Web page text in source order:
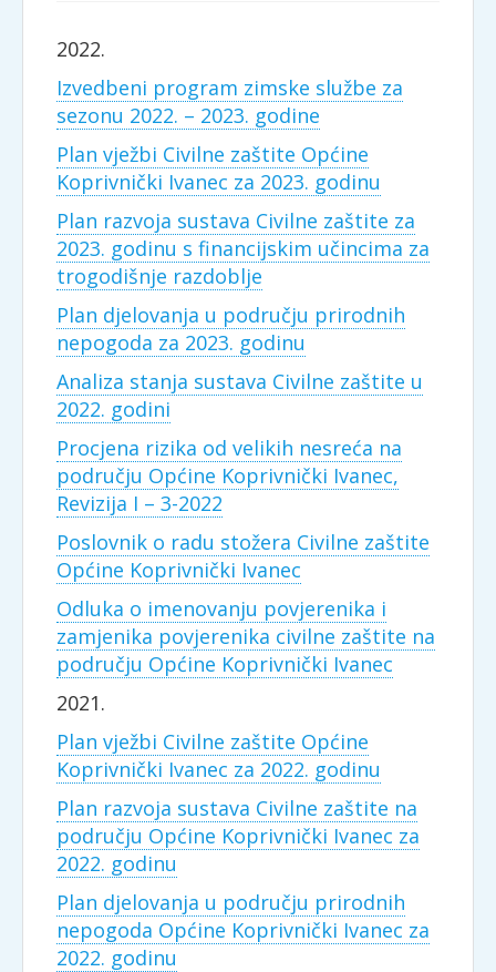
2022.
Izvedbeni program zimske službe za
sezonu 2022. – 2023. godine
Plan vježbi Civilne zaštite Općine
Koprivnički Ivanec za 2023. godinu
Plan razvoja sustava Civilne zaštite za
2023. godinu s financijskim učincima za
trogodišnje razdoblje
Plan djelovanja u području prirodnih
nepogoda za 2023. godinu
Analiza stanja sustava Civilne zaštite u
2022. godini
Procjena rizika od velikih nesreća na
području Općine Koprivnički Ivanec,
Revizija I – 3-2022
Poslovnik o radu stožera Civilne zaštite
Općine Koprivnički Ivanec
Odluka o imenovanju povjerenika i
zamjenika povjerenika civilne zaštite na
području Općine Koprivnički Ivanec
2021.
Plan vježbi Civilne zaštite Općine
Koprivnički Ivanec za 2022. godinu
Plan razvoja sustava Civilne zaštite na
području Općine Koprivnički Ivanec za
2022. godinu
Plan djelovanja u području prirodnih
nepogoda Općine Koprivnički Ivanec za
2022. godinu